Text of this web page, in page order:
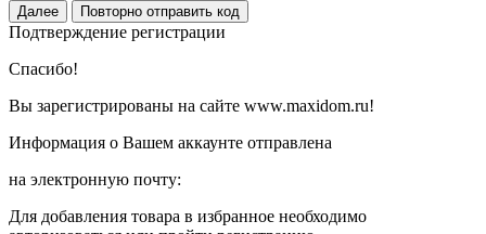
Далее Повторно отправить код
Подтверждение регистрации
Спасибо!
Вы зарегистрированы на сайте www.maxidom.ru!
Информация о Вашем аккаунте отправлена
на электронную почту:
Для добавления товара в избранное необходимо